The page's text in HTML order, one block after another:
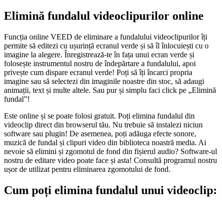
Elimină fundalul videoclipurilor online
Funcția online VEED de eliminare a fundalului videoclipurilor îți
permite să editezi cu ușurință ecranul verde și să îl înlocuiești cu o
imagine la alegere. Înregistrează-te în fața unui ecran verde și
folosește instrumentul nostru de îndepărtare a fundalului, apoi
privește cum dispare ecranul verde! Poți să îți încarci propria
imagine sau să selectezi din imaginile noastre din stoc, să adaugi
animații, text și multe altele. Sau pur și simplu faci click pe „Elimină
fundal”!
Este online și se poate folosi gratuit. Poți elimina fundalul din
videoclip direct din browserul tău. Nu trebuie să instalezi niciun
software sau plugin! De asemenea, poți adăuga efecte sonore,
muzică de fundal și clipuri video din biblioteca noastră media. Ai
nevoie să elimini și zgomotul de fond din fișierul audio? Software-ul
nostru de editare video poate face și asta! Consultă programul nostru
ușor de utilizat pentru eliminarea zgomotului de fond.
Cum poți elimina fundalul unui videoclip: